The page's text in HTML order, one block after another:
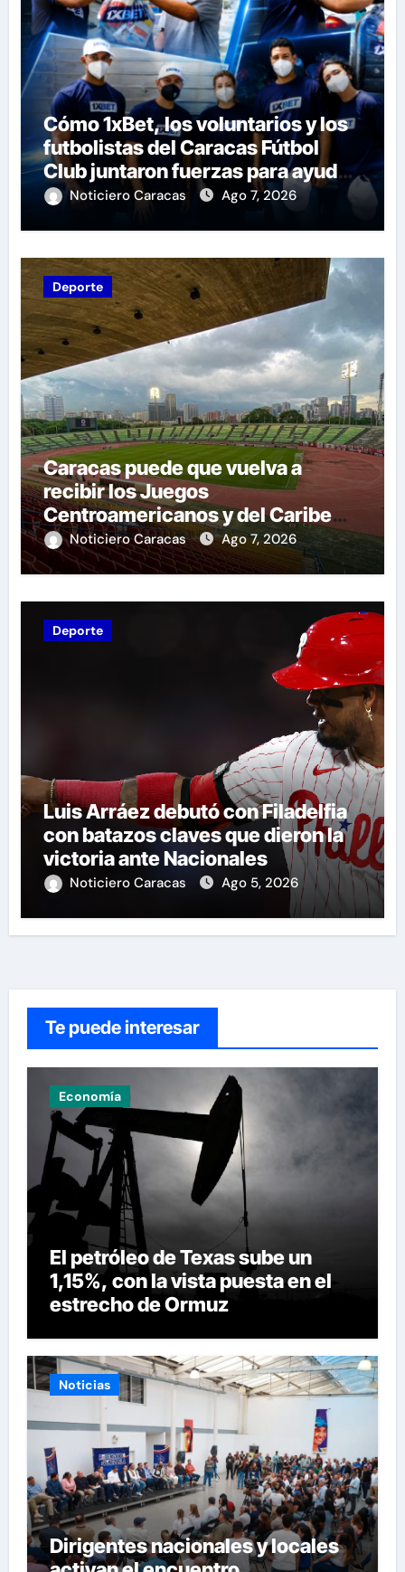
Cómo 1xBet, los voluntarios y los
futbolistas del Caracas Fútbol
Club juntaron fuerzas para ayudar
a las familias de Venezuela
Noticiero Caracas Ago 7, 2026
Deporte
Caracas puede que vuelva a
recibir los Juegos
Centroamericanos y del Caribe
tras mas de 70 años
Noticiero Caracas Ago 7, 2026
Deporte
Luis Arráez debutó con Filadelfia
con batazos claves que dieron la
victoria ante Nacionales
Noticiero Caracas Ago 5, 2026
Te puede interesar
Economía
El petróleo de Texas sube un
1,15%, con la vista puesta en el
estrecho de Ormuz
Noticias
Dirigentes nacionales y locales